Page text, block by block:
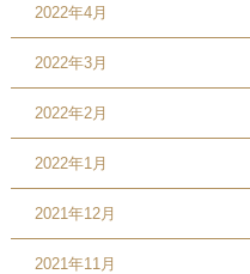
2022年4月
2022年3月
2022年2月
2022年1月
2021年12月
2021年11月